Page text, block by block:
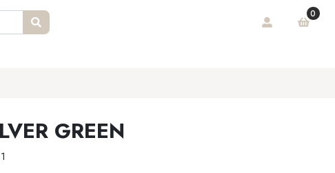
0
GREEN